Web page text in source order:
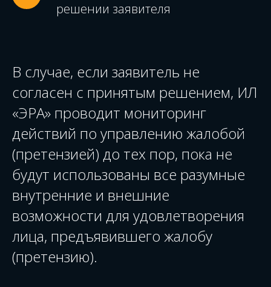
решении заявителя
В случае, если заявитель не
согласен с принятым решением, ИЛ
«ЭРА» проводит мониторинг
действий по управлению жалобой
(претензией) до тех пор, пока не
будут использованы все разумные
внутренние и внешние
возможности для удовлетворения
лица, предъявившего жалобу
(претензию).